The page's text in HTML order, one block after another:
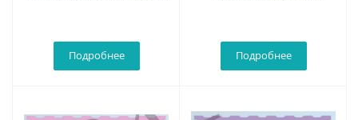
Подробнее Подробнее